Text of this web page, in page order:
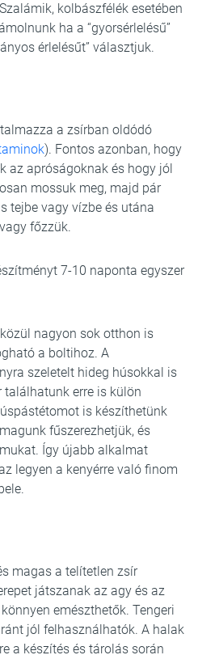
kolbászfélék esetében
ha a “gyorsérlelésű”
érlelésűt” választjuk.
a zsírban oldódó
). Fontos azonban, hogy
az apróságoknak és hogy jól
mossuk meg, majd pár
tejbe vagy vízbe és utána
főzzük.
7-10 naponta egyszer
nagyon sok otthon is
a boltihoz. A
szeletelt hideg húsokkal is
erre is külön
is készíthetünk
fűszerezhetjük, és
Így újabb alkalmat
legyen a kenyérre való finom
magas a telítetlen zsír
játszanak az agy és az
emészthetők. Tengeri
jól felhasználhatók. A halak
a készítés és tárolás során